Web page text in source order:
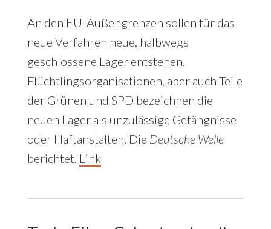
An den EU-Außengrenzen sollen für das
neue Verfahren neue, halbwegs
geschlossene Lager entstehen.
Flüchtlingsorganisationen, aber auch Teile
der Grünen und SPD bezeichnen die
neuen Lager als unzulässige Gefängnisse
oder Haftanstalten. Die Deutsche Welle
berichtet. Link